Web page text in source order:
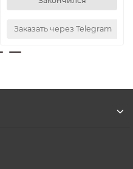
Заказать через Telegram